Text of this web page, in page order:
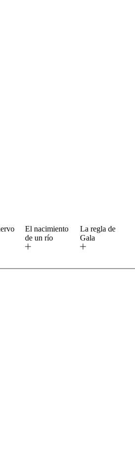
El nacimiento
de un río
La regla de
Gala